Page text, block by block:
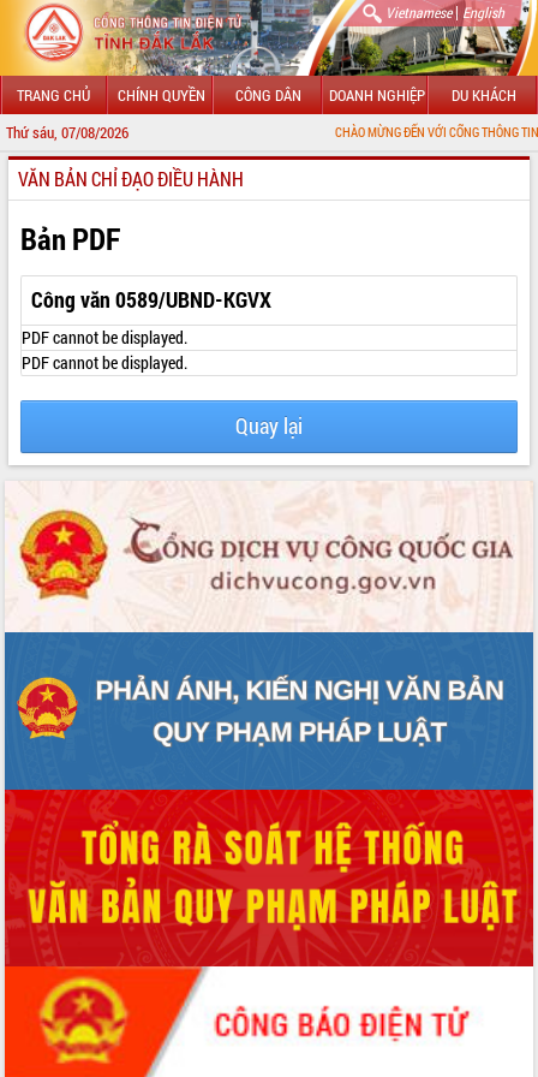
Vietnamese| English
TRANG CHỦ CHÍNH QUYỀN CÔNG DÂN DOANH NGHIỆP DU KHÁCH
Thứ sáu, 07/08/2026 CHÀO MỪNG ĐẾN VỚI CỔNG THÔNG TIN ĐIỆN TỬ
GIỚI THIỆU
LÃNH ĐẠO UBND TỈNH
TIN TỨC SỰ KIỆN
SỞ, BAN, NGÀNH
UBND CÁC XÃ, PHƯỜNG
HỆ THỐNG VĂN BẢN
VĂN BẢN HĐND TỈNH
ĐIỂM TIN VĂN BẢN
QUY HOẠCH - KẾ HOẠCH
VĂN BẢN CHỈ ĐẠO ĐIỀU HÀNH
Bản PDF
Công văn 0589/UBND-KGVX
PDF cannot be displayed.
PDF cannot be displayed.
Quay lại